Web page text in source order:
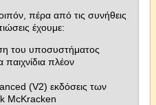
πέρα από τις συνήθεις
έχουμε:
του υποσυστήματος
πλέον
(V2) εκδόσεις των
McKracken